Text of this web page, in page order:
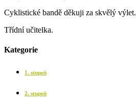
Cyklistické bandě děkuji za skvělý výlet.
Třídní učitelka.
Kategorie
1. stupeň
2. stupeň